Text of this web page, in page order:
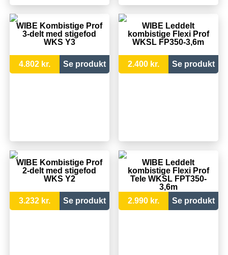
WIBE Kombistige Prof
3-delt med stigefod
WKS Y3
4.802 kr. Se produkt
WIBE Leddelt
kombistige Flexi Prof
WKSL FP350-3,6m
2.400 kr. Se produkt
WIBE Kombistige Prof
2-delt med stigefod
WKS Y2
3.232 kr. Se produkt
WIBE Leddelt
kombistige Flexi Prof
Tele WKSL FPT350-
3,6m
2.990 kr.
Se produkt